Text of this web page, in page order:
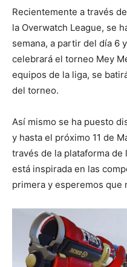
Recientemente a través
la Overwatch League, se
semana, a partir del día 6
celebrará el torneo Mey
equipos de la liga, se
del torneo.
Así mismo se ha puesto
y hasta el próximo 11 de
través de la plataforma de
está inspirada en las
primera y esperemos que